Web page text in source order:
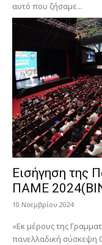
αυτό που ζήσαμε...
Εισήγηση της
ΠΑΜΕ
10 Νοεμβρίου 2024
«Εκ μέρους της
πανελλαδική σύσκεψη